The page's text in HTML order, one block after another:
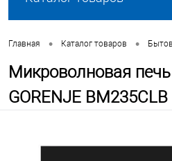
Главная • Каталог товаров •
Микроволновая
GORENJE BM235CLB